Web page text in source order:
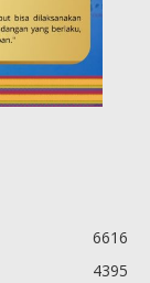
6616
4395